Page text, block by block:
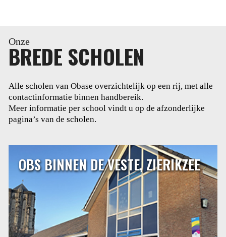
Onze
BREDE SCHOLEN
Alle scholen van Obase overzichtelijk op een rij, met alle
contactinformatie binnen handbereik.
Meer informatie per school vindt u op de afzonderlijke
pagina’s van de scholen.
OBS BINNEN DE VESTE, ZIERIKZEE
OBS BINNEN DE VESTE, ZIERIKZEE
Dalton basisschool Binnen de Veste ligt in de binnenstad
van Zierikzee. Binnen de Veste is een daltonschool. Het
daltononderwijs is gebaseerd op de volgende
grondbeginselen: zelfstandigheid, verantwoordelijkheid,
reflectie, effectiviteit en samenwerking.
LEES MEER